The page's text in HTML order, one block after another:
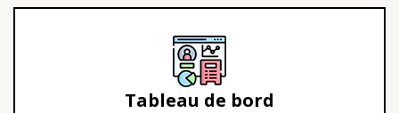
Tableau de bord